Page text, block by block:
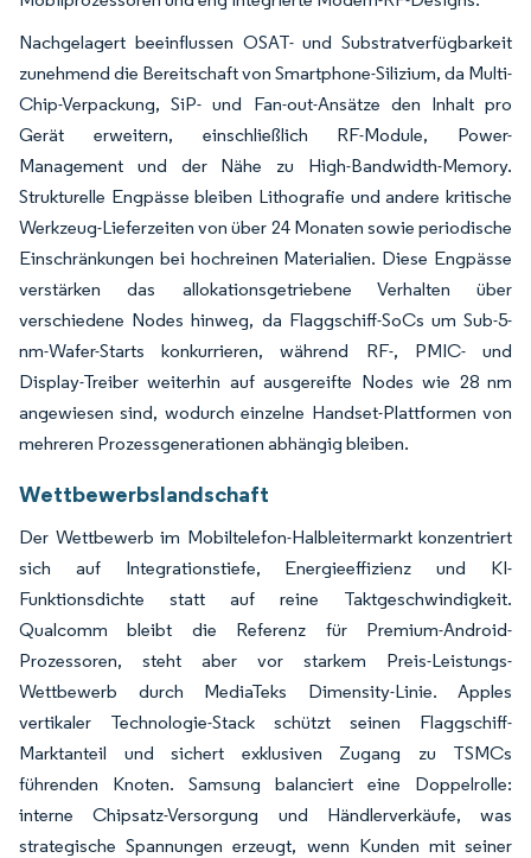
Nachgelagert beeinflussen OSAT- und Substratverfügbarkeit
zunehmend die Bereitschaft von Smartphone-Silizium, da Multi-
Chip-Verpackung, SiP- und Fan-out-Ansätze den Inhalt pro
Gerät erweitern, einschließlich RF-Module, Power-
Management und der Nähe zu High-Bandwidth-Memory.
Strukturelle Engpässe bleiben Lithografie und andere kritische
Werkzeug-Lieferzeiten von über 24 Monaten sowie periodische
Einschränkungen bei hochreinen Materialien. Diese Engpässe
verstärken das allokationsgetriebene Verhalten über
verschiedene Nodes hinweg, da Flaggschiff-SoCs um Sub-5-
nm-Wafer-Starts konkurrieren, während RF-, PMIC- und
Display-Treiber weiterhin auf ausgereifte Nodes wie 28 nm
angewiesen sind, wodurch einzelne Handset-Plattformen von
mehreren Prozessgenerationen abhängig bleiben.
Wettbewerbslandschaft
Der Wettbewerb im Mobiltelefon-Halbleitermarkt konzentriert
sich auf Integrationstiefe, Energieeffizienz und KI-
Funktionsdichte statt auf reine Taktgeschwindigkeit.
Qualcomm bleibt die Referenz für Premium-Android-
Prozessoren, steht aber vor starkem Preis-Leistungs-
Wettbewerb durch MediaTeks Dimensity-Linie. Apples
vertikaler Technologie-Stack schützt seinen Flaggschiff-
Marktanteil und sichert exklusiven Zugang zu TSMCs
führenden Knoten. Samsung balanciert eine Doppelrolle:
interne Chipsatz-Versorgung und Händlerverkäufe, was
strategische Spannungen erzeugt, wenn Kunden mit seiner